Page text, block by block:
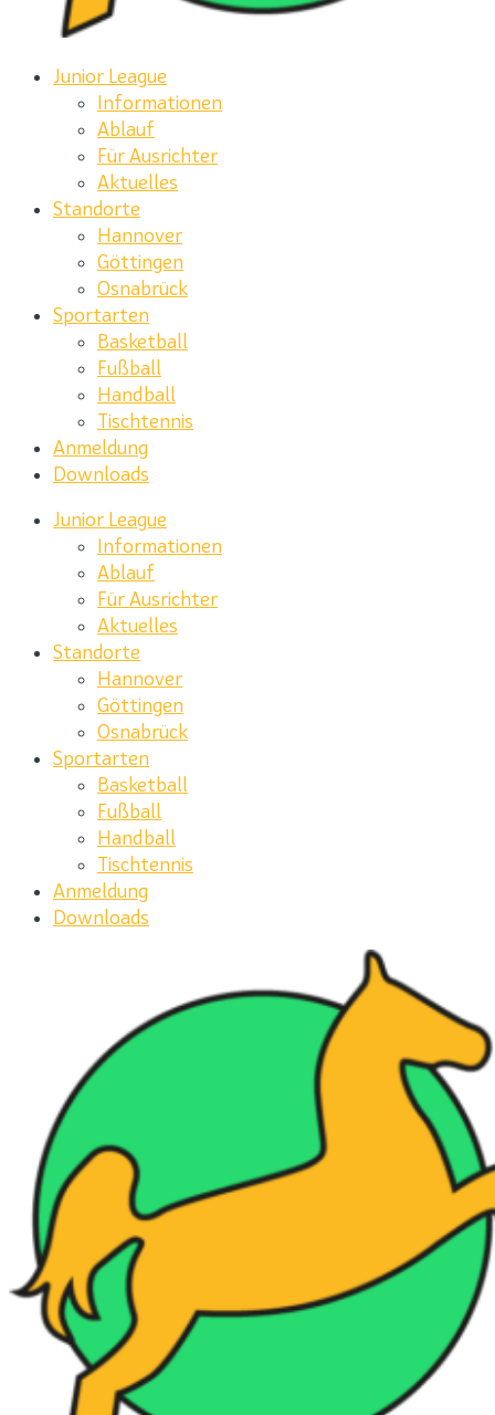
Junior League
Informationen
Ablauf
Für Ausrichter
Aktuelles
Standorte
Hannover
Göttingen
Osnabrück
Sportarten
Basketball
Fußball
Handball
Tischtennis
Anmeldung
Downloads
Junior League
Informationen
Ablauf
Für Ausrichter
Aktuelles
Standorte
Hannover
Göttingen
Osnabrück
Sportarten
Basketball
Fußball
Handball
Tischtennis
Anmeldung
Downloads